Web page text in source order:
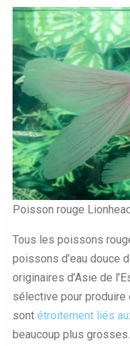
Poisson rouge Lionhead
Tous les poissons
poissons d’eau douce
originaires d’Asie de
sélective pour
sont étroitement liés
beaucoup plus grosses.